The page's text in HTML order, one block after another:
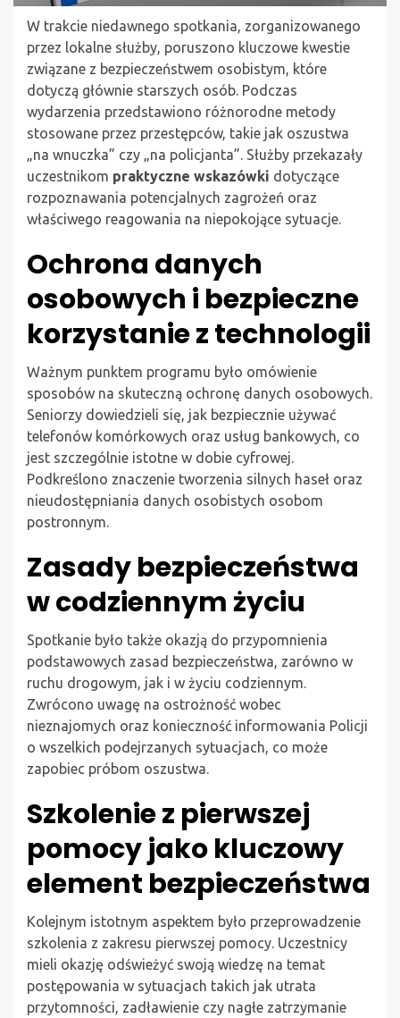
W trakcie niedawnego spotkania, zorganizowanego
przez lokalne służby, poruszono kluczowe kwestie
związane z bezpieczeństwem osobistym, które
dotyczą głównie starszych osób. Podczas
wydarzenia przedstawiono różnorodne metody
stosowane przez przestępców, takie jak oszustwa
„na wnuczka” czy „na policjanta”. Służby przekazały
uczestnikom praktyczne wskazówki dotyczące
rozpoznawania potencjalnych zagrożeń oraz
właściwego reagowania na niepokojące sytuacje.
Ochrona danych
osobowych i bezpieczne
korzystanie z technologii
Ważnym punktem programu było omówienie
sposobów na skuteczną ochronę danych osobowych.
Seniorzy dowiedzieli się, jak bezpiecznie używać
telefonów komórkowych oraz usług bankowych, co
jest szczególnie istotne w dobie cyfrowej.
Podkreślono znaczenie tworzenia silnych haseł oraz
nieudostępniania danych osobistych osobom
postronnym.
Zasady bezpieczeństwa
w codziennym życiu
Spotkanie było także okazją do przypomnienia
podstawowych zasad bezpieczeństwa, zarówno w
ruchu drogowym, jak i w życiu codziennym.
Zwrócono uwagę na ostrożność wobec
nieznajomych oraz konieczność informowania Policji
o wszelkich podejrzanych sytuacjach, co może
zapobiec próbom oszustwa.
Szkolenie z pierwszej
pomocy jako kluczowy
element bezpieczeństwa
Kolejnym istotnym aspektem było przeprowadzenie
szkolenia z zakresu pierwszej pomocy. Uczestnicy
mieli okazję odświeżyć swoją wiedzę na temat
postępowania w sytuacjach takich jak utrata
przytomności, zadławienie czy nagłe zatrzymanie